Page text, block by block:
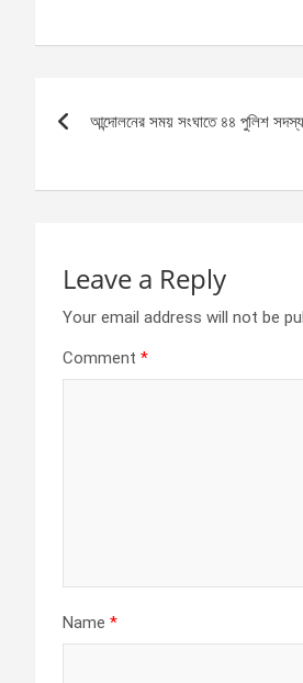
ce
o
k
se
g
at
A
p
ar
navigation
আন্দোলনের সময় সংঘাতে ৪৪ পুলিশ
Leave a Reply
Your email address will not be
Comment *
Name *